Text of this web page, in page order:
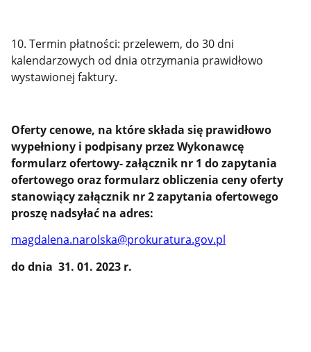
10. Termin płatności: przelewem, do 30 dni
kalendarzowych od dnia otrzymania prawidłowo
wystawionej faktury.
Oferty cenowe, na które składa się prawidłowo
wypełniony i podpisany przez Wykonawcę
formularz ofertowy- załącznik nr 1 do zapytania
ofertowego oraz formularz obliczenia ceny oferty
stanowiący załącznik nr 2 zapytania ofertowego
proszę nadsyłać na adres:
magdalena.narolska@prokuratura.gov.pl
do dnia 31. 01. 2023 r.